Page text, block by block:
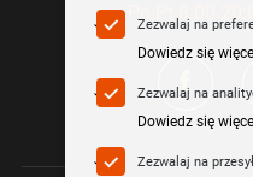
Pn-Pt 8:00-
Zezwalaj na
Dowiedz się
Zezwalaj na
Dowiedz się
Zezwalaj na